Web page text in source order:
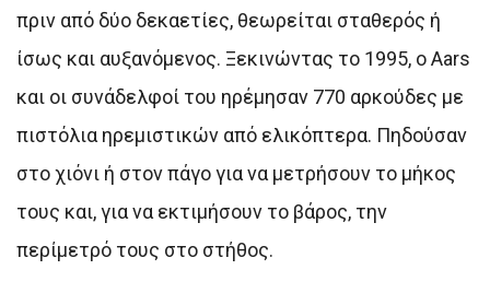
πριν από δύο δεκαετίες, θεωρείται σταθερός ή
ίσως και αυξανόμενος. Ξεκινώντας το 1995, ο Aars
και οι συνάδελφοί του ηρέμησαν 770 αρκούδες με
πιστόλια ηρεμιστικών από ελικόπτερα. Πηδούσαν
στο χιόνι ή στον πάγο για να μετρήσουν το μήκος
τους και, για να εκτιμήσουν το βάρος, την
περίμετρό τους στο στήθος.